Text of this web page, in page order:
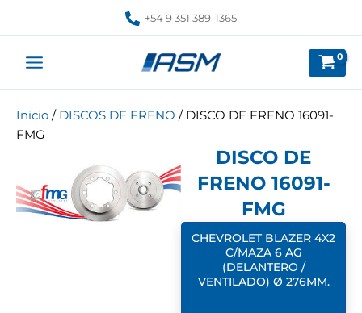
+54 9 351 389-1365
Inicio / DISCOS DE FRENO / DISCO DE FRENO 16091-
FMG
DISCO DE
FRENO 16091-
FMG
CHEVROLET BLAZER 4X2
C/MAZA 6 AG
(DELANTERO /
VENTILADO) Ø 276MM.